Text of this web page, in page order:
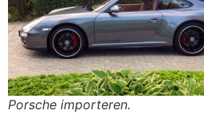
Porsche importeren.